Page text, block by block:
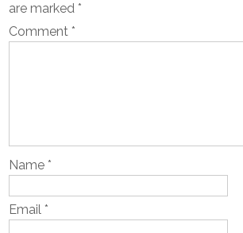
are marked*
Comment*
Name*
Email*